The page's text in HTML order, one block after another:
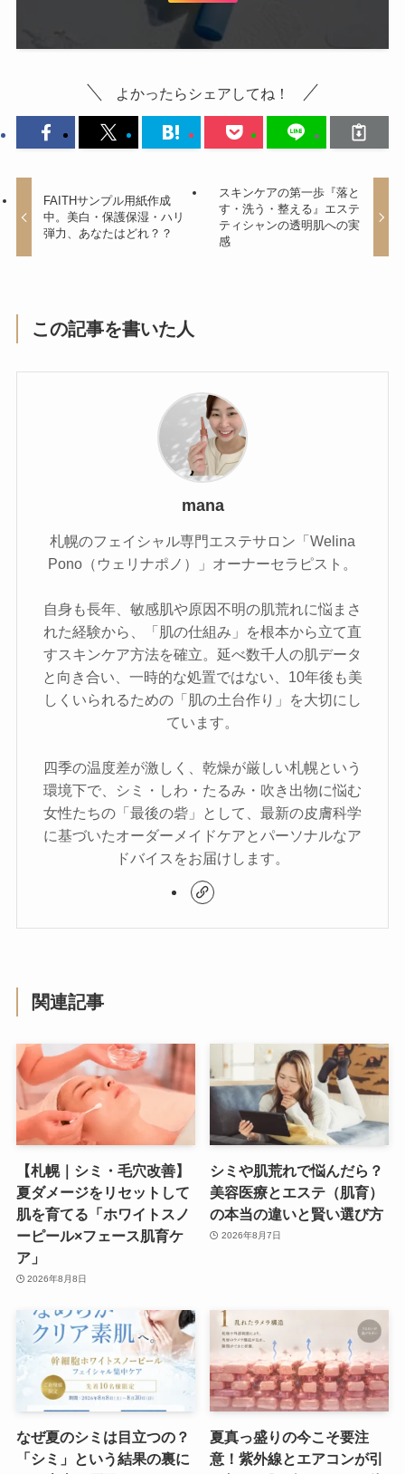
よかったらシェアしてね！
FAITHサンプル用紙作成
中。美白・保護保湿・ハリ
弾力、あなたはどれ？？
スキンケアの第一歩『落と
す・洗う・整える』エステ
ティシャンの透明肌への実
感
この記事を書いた人
mana
札幌のフェイシャル専門エステサロン「Welina
Pono（ウェリナポノ）」オーナーセラピスト。
自身も長年、敏感肌や原因不明の肌荒れに悩まさ
れた経験から、「肌の仕組み」を根本から立て直
すスキンケア方法を確立。延べ数千人の肌データ
と向き合い、一時的な処置ではない、10年後も美
しくいられるための「肌の土台作り」を大切にし
ています。
四季の温度差が激しく、乾燥が厳しい札幌という
環境下で、シミ・しわ・たるみ・吹き出物に悩む
女性たちの「最後の砦」として、最新の皮膚科学
に基づいたオーダーメイドケアとパーソナルなア
ドバイスをお届けします。
関連記事
【札幌｜シミ・毛穴改善】
夏ダメージをリセットして
肌を育てる「ホワイトスノ
ーピール×フェース肌育ケ
ア」
2026年8月8日
シミや肌荒れで悩んだら？
美容医療とエステ（肌育）
の本当の違いと賢い選び方
2026年8月7日
なぜ夏のシミは目立つの？
「シミ」という結果の裏に
夏真っ盛りの今こそ要注
意！紫外線とエアコンが引